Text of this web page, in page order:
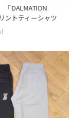
「DALMATION
ントティーシャツ
)